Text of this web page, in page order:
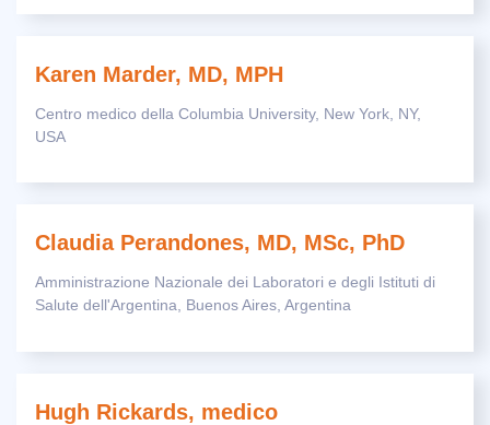
Karen Marder, MD, MPH
Centro medico della Columbia University, New York, NY,
USA
Claudia Perandones, MD, MSc, PhD
Amministrazione Nazionale dei Laboratori e degli Istituti di
Salute dell'Argentina, Buenos Aires, Argentina
Hugh Rickards, medico